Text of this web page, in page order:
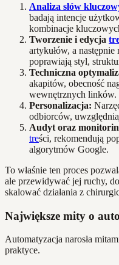
Analiza słów
badają intencje
kombinacje
Tworzenie i edycja
artykułów, a
poprawiają styl,
Techniczna
akapitów, obecność
wewnętrznych linków.
Personalizacja:
odbiorców,
Audyt oraz
treści, rekomendują
algorytmów Google.
To właśnie ten proces
ale przewidywać jej ruchy,
skalować działania z
Największe mity o
Automatyzacja narosła
praktyce.